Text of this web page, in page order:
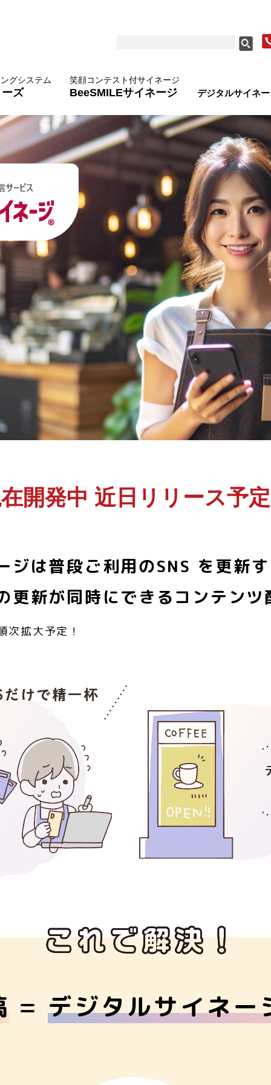
グシステム
ズ
笑顔コンテスト付サイネージ
BeeSMILEサイネージ デジタルサイネ
開発中 近日リリース予
ジは普段ご利用のSNS を更新
更新が同時にできるコンテン
拡大予定！
= デジタルサイネー